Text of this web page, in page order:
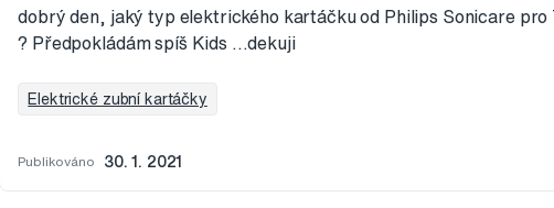
dobrý den, jaký typ elektrického kartáčku od Philips Sonicare pro
? Předpokládám spíš Kids ...dekuji
Elektrické zubní kartáčky
Publikováno 30. 1. 2021